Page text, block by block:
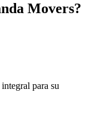
Movers?
para su